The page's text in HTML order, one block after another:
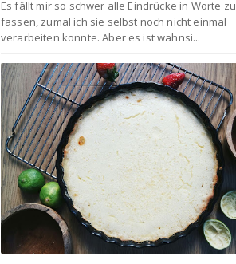
Es fällt mir so schwer alle Eindrücke in Worte zu
fassen, zumal ich sie selbst noch nicht einmal
verarbeiten konnte. Aber es ist wahnsi...